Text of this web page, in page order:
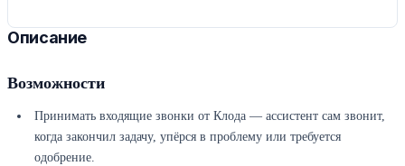
Описание
Возможности
Принимать входящие звонки от Клода — ассистент сам звонит,
когда закончил задачу, упёрся в проблему или требуется
одобрение.